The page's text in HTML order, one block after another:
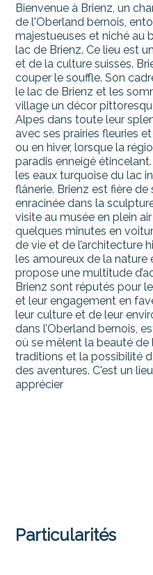
Bienvenue à Brienz, un
de l'Oberland bernois,
majestueuses et niché au
lac de Brienz. Ce lieu est
et de la culture suisses.
couper le souffle. Son
le lac de Brienz et les
village un décor
Alpes dans toute leur
avec ses prairies fleuries
ou en hiver, lorsque la
paradis enneigé
les eaux turquoise du lac
flânerie. Brienz est fière
enracinée dans la
visite au musée en plein
quelques minutes en
de vie et de l’architecture
les amoureux de la nature
propose une multitude
Brienz sont réputés pour
et leur engagement en
leur culture et de leur
dans l’Oberland bernois,
où se mêlent la beauté de
traditions et la possibilité
des aventures. C'est un
apprécier
Particularités